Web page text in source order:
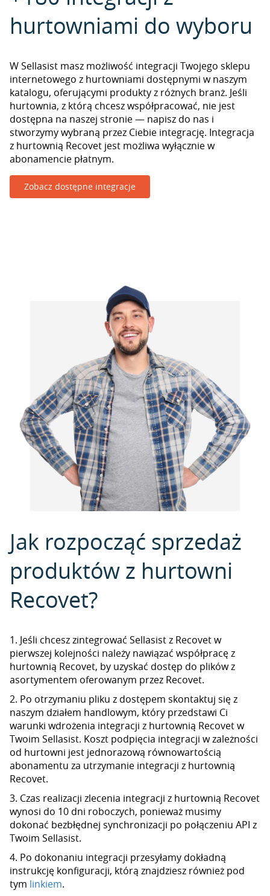
hurtowniami do wyboru
W Sellasist masz możliwość integracji Twojego sklepu
internetowego z hurtowniami dostępnymi w naszym
katalogu, oferującymi produkty z różnych branż. Jeśli
hurtownia, z którą chcesz współpracować, nie jest
dostępna na naszej stronie — napisz do nas i
stworzymy wybraną przez Ciebie integrację. Integracja
z hurtownią Recovet jest możliwa wyłącznie w
abonamencie płatnym.
Zobacz dostępne integracje
Jak rozpocząć sprzedaż
produktów z hurtowni
Recovet?
1. Jeśli chcesz zintegrować Sellasist z Recovet w
pierwszej kolejności należy nawiązać współpracę z
hurtownią Recovet, by uzyskać dostęp do plików z
asortymentem oferowanym przez Recovet.
2. Po otrzymaniu pliku z dostępem skontaktuj się z
naszym działem handlowym, który przedstawi Ci
warunki wdrożenia integracji z hurtownią Recovet w
Twoim Sellasist. Koszt podpięcia integracji w zależności
od hurtowni jest jednorazową równowartością
abonamentu za utrzymanie integracji z hurtownią
Recovet.
3. Czas realizacji zlecenia integracji z hurtownią Recovet
wynosi do 10 dni roboczych, ponieważ musimy
dokonać bezbłędnej synchronizacji po połączeniu API z
Twoim Sellasist.
4. Po dokonaniu integracji przesyłamy dokładną
instrukcję konfiguracji, którą znajdziesz również pod
tym linkiem.